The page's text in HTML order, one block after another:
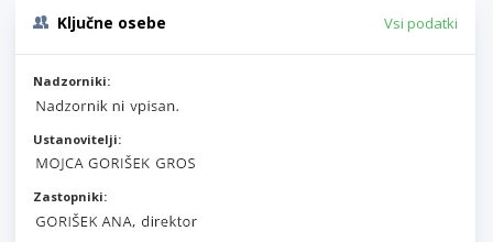
Ključne osebe Vsi podatki
Nadzorniki:
Ustanovitelji:
Zastopniki: